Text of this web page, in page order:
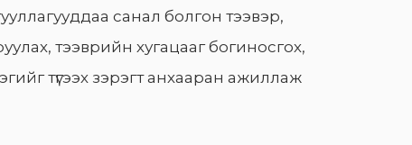
санал болгон тээвэр,
тээврийн хугацааг богиносгох,
түгээх зэрэгт анхааран ажиллаж